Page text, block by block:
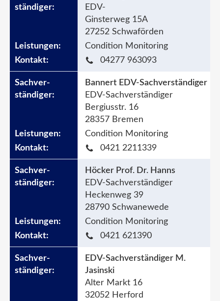
EDV-
Ginsterweg 15A
27252 Schwaförden
Condition Monitoring
04277 963093
Bannert EDV-Sachverständiger
EDV-Sachverständiger
Bergiusstr. 16
28357 Bremen
Condition Monitoring
0421 2211339
Höcker Prof. Dr. Hanns
EDV-Sachverständiger
Heckenweg 39
28790 Schwanewede
Condition Monitoring
0421 621390
EDV-Sachverständiger M.
Jasinski
Alter Markt 16
32052 Herford